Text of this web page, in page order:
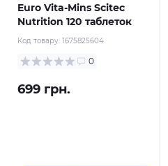
Euro Vita-Mins Scitec
Nutrition 120 таблеток
Код товару: 1675825604
0
699 грн.